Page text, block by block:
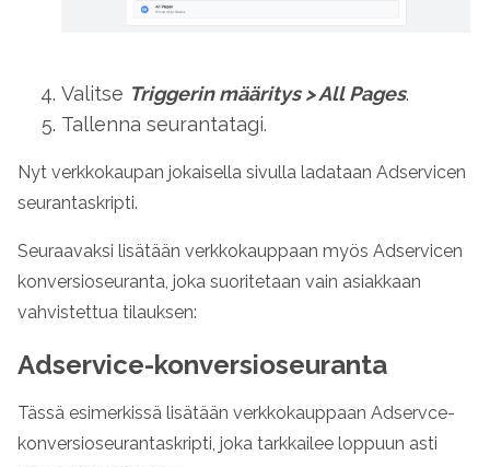
Valitse Triggerin määritys>All Pages.
Tallenna seurantatagi.
Nyt verkkokaupan jokaisella sivulla ladataan Adservicen
seurantaskripti.
Seuraavaksi lisätään verkkokauppaan myös Adservicen
konversioseuranta, joka suoritetaan vain asiakkaan
vahvistettua tilauksen:
Adservice-konversioseuranta
Tässä esimerkissä lisätään verkkokauppaan Adservce-
konversioseurantaskripti, joka tarkkailee loppuun asti